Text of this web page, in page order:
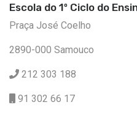
Escola do 1º Ciclo do
Praça José Coelho
2890-000 Samouco
212 303 188
91 302 66 17